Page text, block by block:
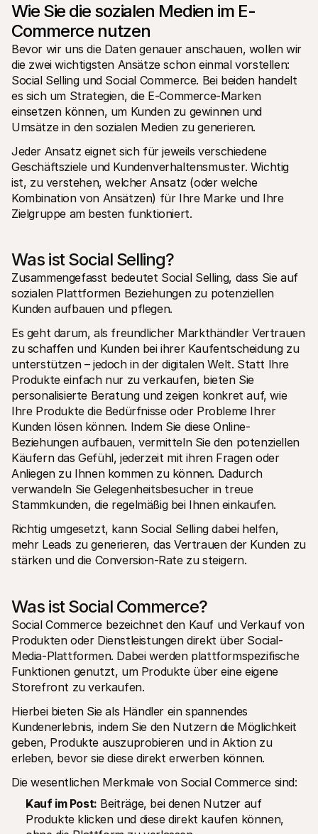
Wie Sie die sozialen Medien im E-
Commerce nutzen
Bevor wir uns die Daten genauer anschauen, wollen wir
die zwei wichtigsten Ansätze schon einmal vorstellen:
Social Selling und Social Commerce. Bei beiden handelt
es sich um Strategien, die E-Commerce-Marken
einsetzen können, um Kunden zu gewinnen und
Umsätze in den sozialen Medien zu generieren.
Jeder Ansatz eignet sich für jeweils verschiedene
Geschäftsziele und Kundenverhaltensmuster. Wichtig
ist, zu verstehen, welcher Ansatz (oder welche
Kombination von Ansätzen) für Ihre Marke und Ihre
Zielgruppe am besten funktioniert.
Was ist Social Selling?
Zusammengefasst bedeutet Social Selling, dass Sie auf
sozialen Plattformen Beziehungen zu potenziellen
Kunden aufbauen und pflegen.
Es geht darum, als freundlicher Markthändler Vertrauen
zu schaffen und Kunden bei ihrer Kaufentscheidung zu
unterstützen – jedoch in der digitalen Welt. Statt Ihre
Produkte einfach nur zu verkaufen, bieten Sie
personalisierte Beratung und zeigen konkret auf, wie
Ihre Produkte die Bedürfnisse oder Probleme Ihrer
Kunden lösen können. Indem Sie diese Online-
Beziehungen aufbauen, vermitteln Sie den potenziellen
Käufern das Gefühl, jederzeit mit ihren Fragen oder
Anliegen zu Ihnen kommen zu können. Dadurch
verwandeln Sie Gelegenheitsbesucher in treue
Stammkunden, die regelmäßig bei Ihnen einkaufen.
Richtig umgesetzt, kann Social Selling dabei helfen,
mehr Leads zu generieren, das Vertrauen der Kunden zu
stärken und die Conversion-Rate zu steigern.
Was ist Social Commerce?
Social Commerce bezeichnet den Kauf und Verkauf von
Produkten oder Dienstleistungen direkt über Social-
Media-Plattformen. Dabei werden plattformspezifische
Funktionen genutzt, um Produkte über eine eigene
Storefront zu verkaufen.
Hierbei bieten Sie als Händler ein spannendes
Kundenerlebnis, indem Sie den Nutzern die Möglichkeit
geben, Produkte auszuprobieren und in Aktion zu
erleben, bevor sie diese direkt erwerben können.
Die wesentlichen Merkmale von Social Commerce sind:
Kauf im Post: Beiträge, bei denen Nutzer auf
Produkte klicken und diese direkt kaufen können,